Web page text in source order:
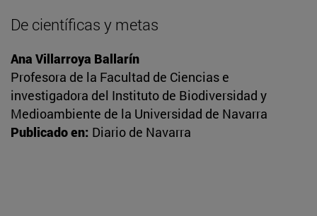
De científicas y metas
Ana Villarroya Ballarín
Profesora de la Facultad de Ciencias e
investigadora del Instituto de Biodiversidad y
Medioambiente de la Universidad de Navarra
Publicado en: Diario de Navarra